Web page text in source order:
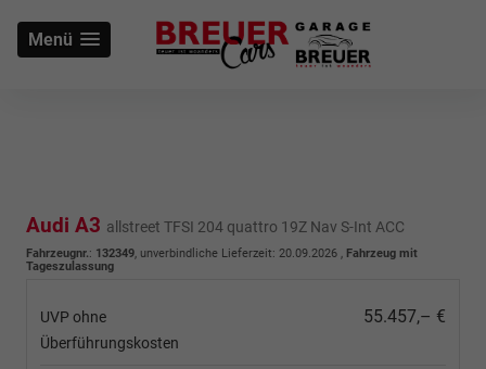
Menü
Audi A3 allstreet TFSI 204 quattro 19Z Nav S-Int ACC
Fahrzeugnr.: 132349, unverbindliche Lieferzeit: 20.09.2026 , Fahrzeug mit
Tageszulassung
UVP ohne
Überführungskosten
55.457,– €